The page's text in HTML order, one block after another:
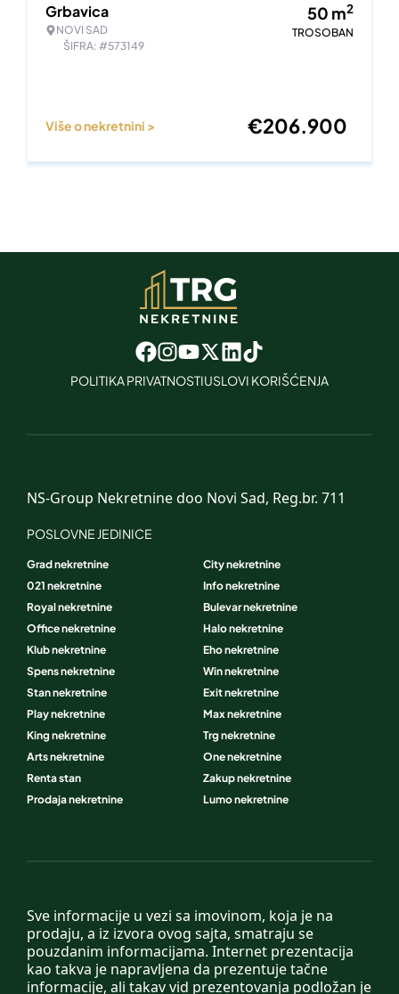
Grbavica
NOVI SAD
ŠIFRA: #573149
50 m2
TROSOBAN
Više o nekretnini > €206.900
POLITIKA PRIVATNOSTIUSLOVI KORIŠĆENJA
Sve informacije u vezi sa imovinom, koja je na
prodaju, a iz izvora ovog sajta, smatraju se
pouzdanim informacijama. Internet prezentacija
kao takva je napravljena da prezentuje tačne
informacije, ali takav vid prezentovanja podložan je
NS-Group Nekretnine doo Novi Sad, Reg.br. 711
POSLOVNE JEDINICE
Grad nekretnine
City nekretnine
021 nekretnine
Info nekretnine
Royal nekretnine
Bulevar nekretnine
Office nekretnine
Halo nekretnine
Klub nekretnine
Eho nekretnine
Spens nekretnine
Win nekretnine
Stan nekretnine
Exit nekretnine
Play nekretnine
Max nekretnine
King nekretnine
Trg nekretnine
Arts nekretnine
One nekretnine
Renta stan
Zakup nekretnine
Prodaja nekretnine
Lumo nekretnine